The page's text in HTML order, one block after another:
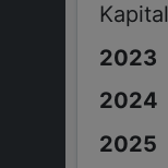
Kapital